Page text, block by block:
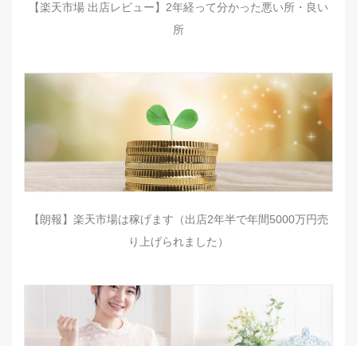
【楽天市場 出店レビュー】2年経って分かった悪い所・良い
所
【朗報】楽天市場は稼げます（出店2年半で年間5000万円売
り上げられました）